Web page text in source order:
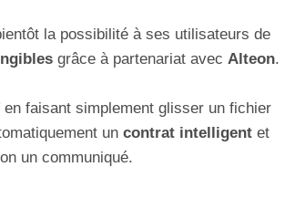
la possibilité à ses utilisateurs de
grâce à partenariat avec Alteon.
en faisant simplement glisser un fichier
un contrat intelligent et
un communiqué.